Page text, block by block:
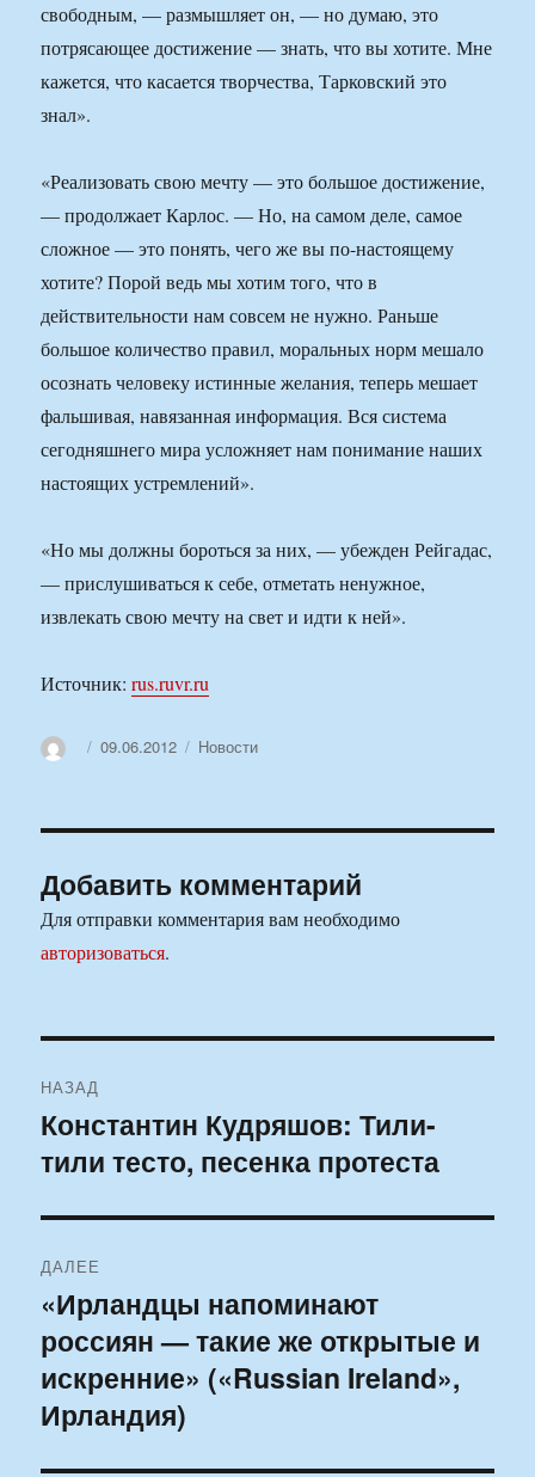
свободным, — размышляет он, — но думаю, это
потрясающее достижение — знать, что вы хотите. Мне
кажется, что касается творчества, Тарковский это
знал».
«Реализовать свою мечту — это большое достижение,
— продолжает Карлос. — Но, на самом деле, самое
сложное — это понять, чего же вы по-настоящему
хотите? Порой ведь мы хотим того, что в
действительности нам совсем не нужно. Раньше
большое количество правил, моральных норм мешало
осознать человеку истинные желания, теперь мешает
фальшивая, навязанная информация. Вся система
сегодняшнего мира усложняет нам понимание наших
настоящих устремлений».
«Но мы должны бороться за них, — убежден Рейгадас,
— прислушиваться к себе, отметать ненужное,
извлекать свою мечту на свет и идти к ней».
Источник:rus.ruvr.ru
АвторОпубликовано
09.06.2012 Рубрики
Новости
Добавить комментарий
Для отправки комментария вам необходимо
авторизоваться.
по
записям
НАЗАД
Предыдущая
запись:
Константин Кудряшов: Тили-
тили тесто, песенка протеста
ДАЛЕЕ
Следующая
запись:
«Ирландцы напоминают
россиян — такие же открытые и
искренние» («Russian Ireland»,
Ирландия)